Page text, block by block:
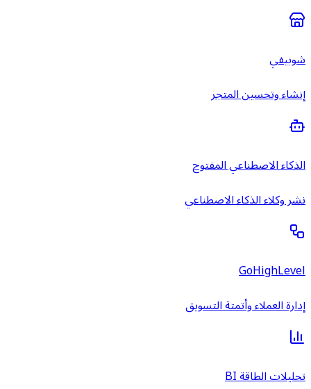
شوبيفي
إنشاء وتحسين المتجر
الذكاء الاصطناعي المفتوح
نشر وكلاء الذكاء الاصطناعي
GoHighLevel
إدارة العملاء وأتمتة التسويق
تحليلات الطاقة BI